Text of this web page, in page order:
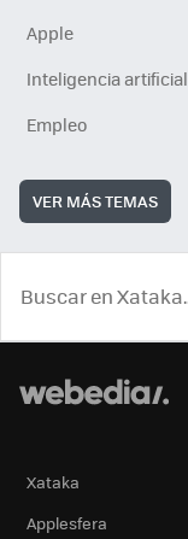
Apple
Inteligencia artificial
Empleo
VER MÁS TEMAS
Xataka
Applesfera